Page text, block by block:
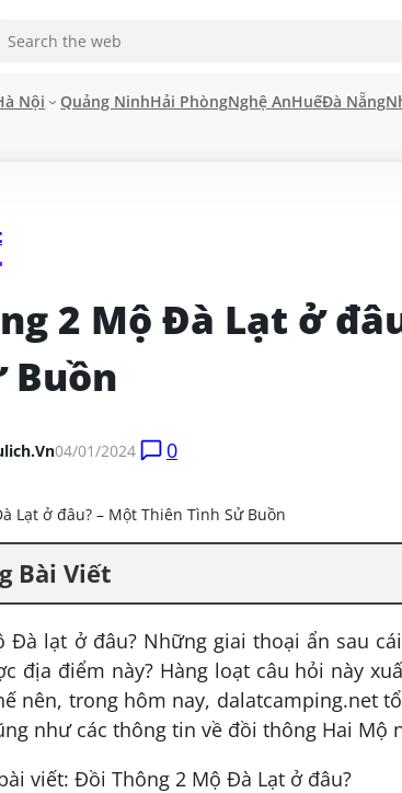
Nội Quảng NinhHải PhòngNghệ AnHuếĐà Nẵng
2 Mộ Đà Lạt ở
Buồn
04/01/2024 0
Bài Viết
lạt ở đâu? Những giai thoại ẩn sau
địa điểm này? Hàng loạt câu hỏi này
nên, trong hôm nay, dalatcamping.net
như các thông tin về đồi thông Hai Mộ
viết: Đồi Thông 2 Mộ Đà Lạt ở đâu?